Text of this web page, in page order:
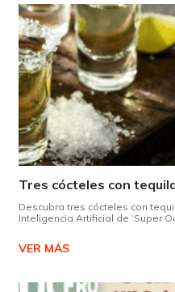
Descubra tres cócteles con
Inteligencia Artificial de ‘Super
VER MÁS